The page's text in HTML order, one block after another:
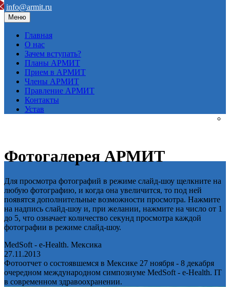
info@armit.ru
Меню
Главная
О нас
Зачем вступать?
Планы АРМИТ
Прием в АРМИТ
Члены АРМИТ
Правление АРМИТ
Контакты
Устав
Фотогалерея АРМИТ
Для просмотра фотографий в режиме слайд-шоу щелкните на
любую фотографию, и когда она увеличится, то под ней
появятся дополнительные возможности просмотра. Нажмите
на надпись слайд-шоу и, при желании, нажмите на число от 1
до 5, что означает количество секунд просмотра каждой
фотографии в режиме слайд-шоу.
MedSoft - e-Health. Мексика
27.11.2013
Фотоотчет о состоявшемся в Мексике 27 ноября - 8 декабря
очередном международном симпозиуме MedSoft - e-Health. IT
в современном здравоохранении.